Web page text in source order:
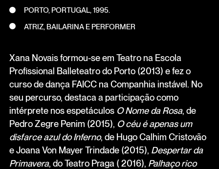
PORTO, PORTUGAL, 1995.
ATRIZ, BAILARINA E PERFORMER
Xana Novais formou-se em Teatro na Escola
Profissional Balleteatro do Porto (2013) e fez o
curso de dança FAICC na Companhia instável. No
seu percurso, destaca a participação como
intérprete nos espetáculos O Nome da Rosa, de
Pedro Zegre Penim (2015), O céu é apenas um
disfarce azul do Inferno, de Hugo Calhim Cristovão
e Joana Von Mayer Trindade (2015), Despertar da
Primavera, do Teatro Praga ( 2016), Palhaço rico